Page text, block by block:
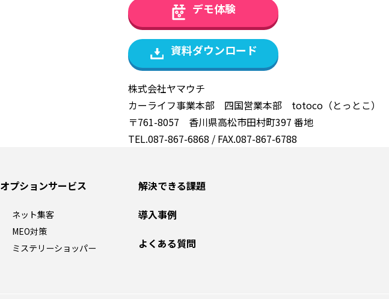
デモ体験
資料ダウンロード
株式会社ヤマウチ
カーライフ事業本部 四国営業本部 totoco（とっとこ）
〒761-8057 香川県高松市田村町397 番地
TEL.087-867-6868 / FAX.087-867-6788
オプションサービス
ネット集客
MEO対策
ミステリーショッパー
解決できる課題
導入事例
よくある質問